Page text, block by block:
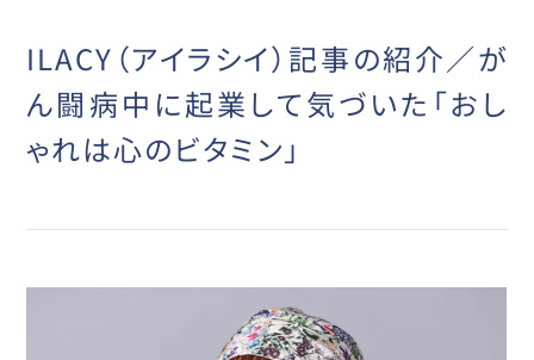
ILACY（アイラシイ）記事の紹介／が
ん闘病中に起業して気づいた「おし
ゃれは心のビタミン」